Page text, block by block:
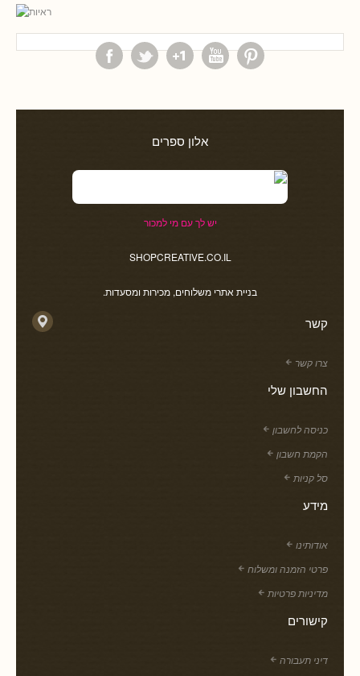
אלון ספרים
יש לך עם מי למכור
SHOPCREATIVE.CO.IL
בניית אתרי משלוחים, מכירות ומסעדות.
קשר
צרו קשר
החשבון שלי
כניסה לחשבון
הקמת חשבון
סל קניות
מידע
אודותינו
פרטי הזמנה ומשלוח
מדיניות פרטיות
קישורים
דיני תעבורה